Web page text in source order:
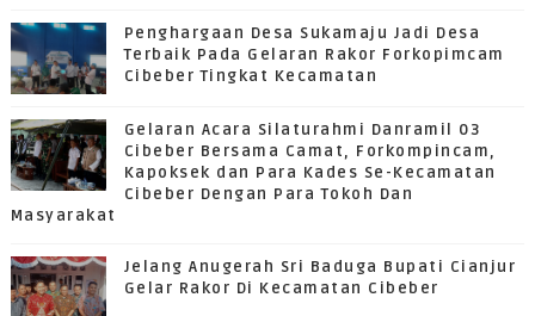
Penghargaan Desa Sukamaju Jadi Desa
Terbaik Pada Gelaran Rakor Forkopimcam
Cibeber Tingkat Kecamatan
Gelaran Acara Silaturahmi Danramil 03
Cibeber Bersama Camat, Forkompincam,
Kapoksek dan Para Kades Se-Kecamatan
Cibeber Dengan Para Tokoh Dan
Masyarakat
Jelang Anugerah Sri Baduga Bupati Cianjur
Gelar Rakor Di Kecamatan Cibeber